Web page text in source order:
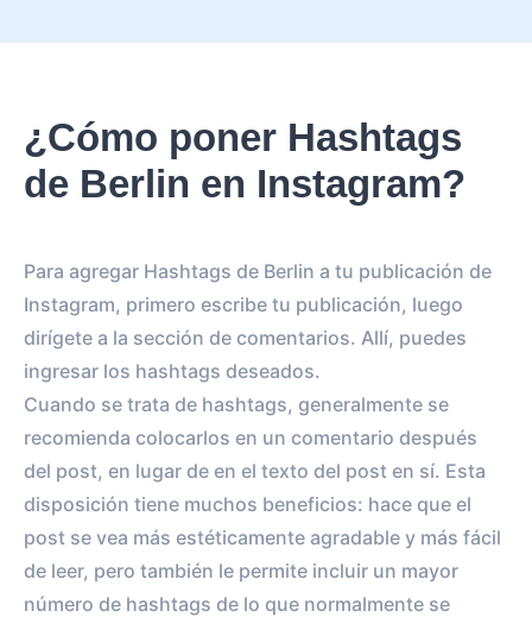
¿Cómo poner Hashtags
de Berlin en Instagram?
Para agregar Hashtags de Berlin a tu publicación de
Instagram, primero escribe tu publicación, luego
dirígete a la sección de comentarios. Allí, puedes
ingresar los hashtags deseados.
Cuando se trata de hashtags, generalmente se
recomienda colocarlos en un comentario después
del post, en lugar de en el texto del post en sí. Esta
disposición tiene muchos beneficios: hace que el
post se vea más estéticamente agradable y más fácil
de leer, pero también le permite incluir un mayor
número de hashtags de lo que normalmente se